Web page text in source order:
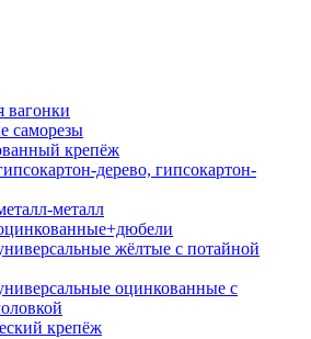
вагонки
саморезы
крепёж
дерево, гипсокартон-
металл
жёлтые с потайной
оцинкованные с
крепёж